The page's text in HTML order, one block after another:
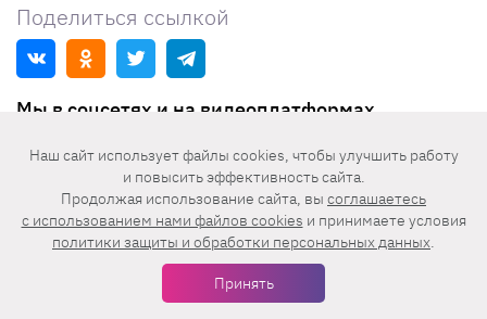
Поделиться ссылкой
Мы в соцсетях и на видеоплатформах
Телеграм ВКонтакте
Одноклассники Rutube
Наш сайт использует файлы cookies, чтобы улучшить работу
и повысить эффективность сайта.
Продолжая использование сайта, вы соглашаетесь
c использованием нами файлов cookies и принимаете условия
политики защиты и обработки персональных данных.
Принять